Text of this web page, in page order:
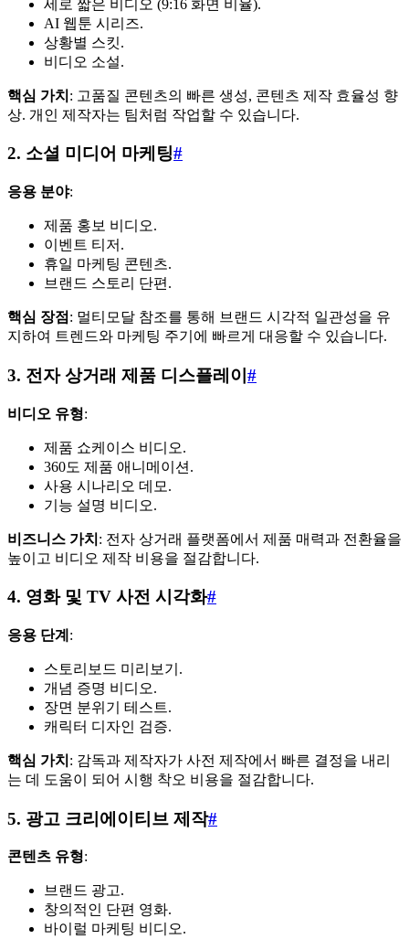
세로 짧은 비디오 (9:16 화면 비율).
AI 웹툰 시리즈.
상황별 스킷.
비디오 소설.
핵심 가치 : 고품질 콘텐츠의 빠른 생성, 콘텐츠 제작 효율성 향
상. 개인 제작자는 팀처럼 작업할 수 있습니다.
2. 소셜 미디어 마케팅#
응용 분야:
제품 홍보 비디오.
이벤트 티저.
휴일 마케팅 콘텐츠.
브랜드 스토리 단편.
핵심 장점 : 멀티모달 참조를 통해 브랜드 시각적 일관성을 유
지하여 트렌드와 마케팅 주기에 빠르게 대응할 수 있습니다.
3. 전자 상거래 제품 디스플레이 #
비디오 유형:
제품 쇼케이스 비디오.
360도 제품 애니메이션.
사용 시나리오 데모.
기능 설명 비디오.
비즈니스 가치 : 전자 상거래 플랫폼에서 제품 매력과 전환율을
높이고 비디오 제작 비용을 절감합니다.
4. 영화 및 TV 사전 시각화#
응용 단계 :
스토리보드 미리보기.
개념 증명 비디오.
장면 분위기 테스트.
캐릭터 디자인 검증.
핵심 가치 : 감독과 제작자가 사전 제작에서 빠른 결정을 내리
는 데 도움이 되어 시행 착오 비용을 절감합니다.
5. 광고 크리에이티브 제작#
콘텐츠 유형:
브랜드 광고.
창의적인 단편 영화.
바이럴 마케팅 비디오.